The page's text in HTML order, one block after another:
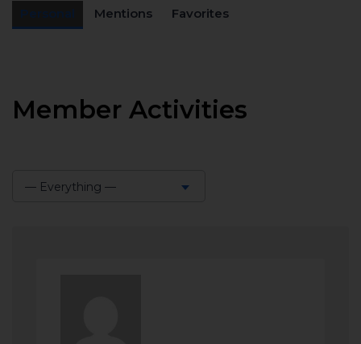
Mentions Favorites
Member Activities
— Everything —